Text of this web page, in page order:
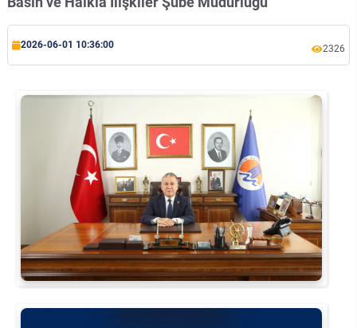
2026-06-01 10:36:00 2326
Rehberlik ve Psikolojik Danışmanlık Uygulama ve Araştırma Merkezi
Sürdürülebilir Çevre Uygulama ve Araştırma Merkezi
Sürekli Eğitim Uygulama ve Araştırma Merkezi
Turizm Uygulama ve Araştırma Merkezi
Türkçe Öğretimi Uygulama ve Araştırma Merkezi
Uzaktan Eğitim Uygulama ve Araştırma Merkezi